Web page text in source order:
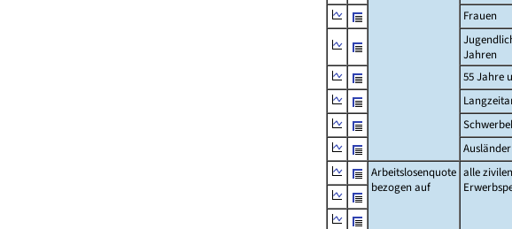
Frauen
Jahren
55 Jahre
Ausländer
Arbeitslosenquote
bezogen auf
alle zivilen